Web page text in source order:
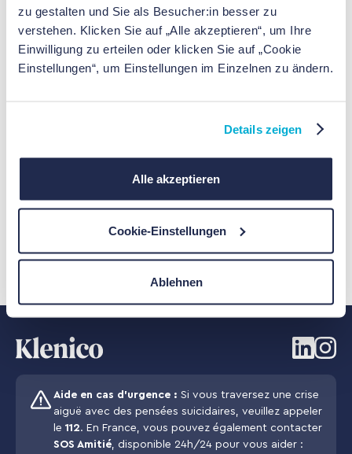
zu gestalten und Sie als Besucher:in besser zu
verstehen. Klicken Sie auf „Alle akzeptieren“, um Ihre
Einwilligung zu erteilen oder klicken Sie auf „Cookie
Einstellungen“, um Einstellungen im Einzelnen zu ändern.
Details zeigen
Alle akzeptieren
Cookie-Einstellungen
Ablehnen
Hier anhören:
Spotify
Laufenden.
Aide en cas d’urgence : Si vous traversez une crise
aiguë avec des pensées suicidaires, veuillez appeler
le 112. En France, vous pouvez également contacter
SOS Amitié , disponible 24h/24 pour vous aider :